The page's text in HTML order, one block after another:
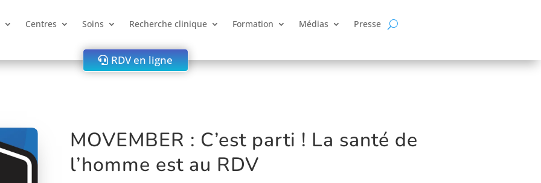
Centres Soins Recherche clinique Formation Médias Presse
RDV en ligne
MOVEMBER : C’est parti ! La santé de
l’homme est au RDV